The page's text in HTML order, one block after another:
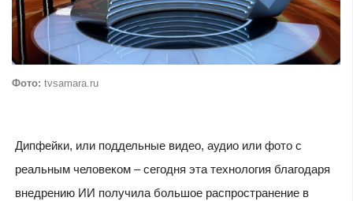
Фото: tvsamara.ru
Дипфейки, или поддельные видео, аудио или фото с
реальным человеком – сегодня эта технология благодаря
внедрению ИИ получила большое распространение в